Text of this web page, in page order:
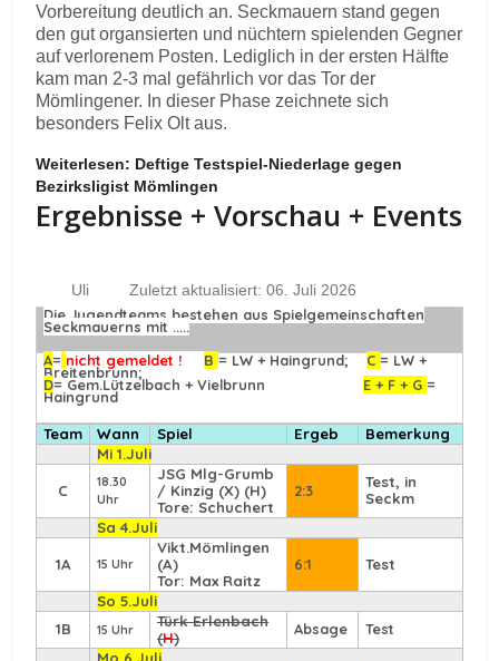
Vorbereitung deutlich an. Seckmauern stand gegen
den gut organsierten und nüchtern spielenden Gegner
auf verlorenem Posten. Lediglich in der ersten Hälfte
kam man 2-3 mal gefährlich vor das Tor der
Mömlingener. In dieser Phase zeichnete sich
besonders Felix Olt aus.
Weiterlesen: Deftige Testspiel-Niederlage gegen
Bezirksligist Mömlingen
Ergebnisse + Vorschau + Events
Uli
Zuletzt aktualisiert: 06. Juli 2026
Die Jugendteams bestehen aus Spielgemeinschaften
Seckmauerns mit .....
A= nicht gemeldet ! B = LW + Haingrund;C = LW +
Breitenbrunn;
D= Gem.Lützelbach + Vielbrunn E + F + G =
Haingrund
Team Wann Spiel Ergeb
Bemerkung
Mi 1.Juli
C
18.30
Uhr
JSG Mlg-Grumb
/ Kinzig (X) (H)
Tore: Schuchert
2:3
Test, in
Seckm
Sa 4.Juli
1A 15 Uhr
Vikt.Mömlingen
(A)
Tor: Max Raitz
6:1 Test
So 5.Juli
1B
15 Uhr
Türk Erlenbach
(H) Absage
Test
Mo 6.Juli